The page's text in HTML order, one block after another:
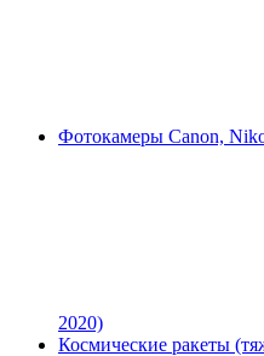
Фотокамеры Canon,
2020)
Космические ракеты